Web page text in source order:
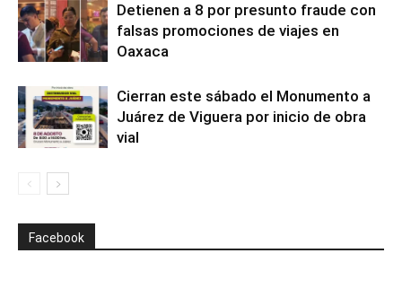
Detienen a 8 por presunto fraude con
falsas promociones de viajes en
Oaxaca
Cierran este sábado el Monumento a
Juárez de Viguera por inicio de obra
vial
Facebook